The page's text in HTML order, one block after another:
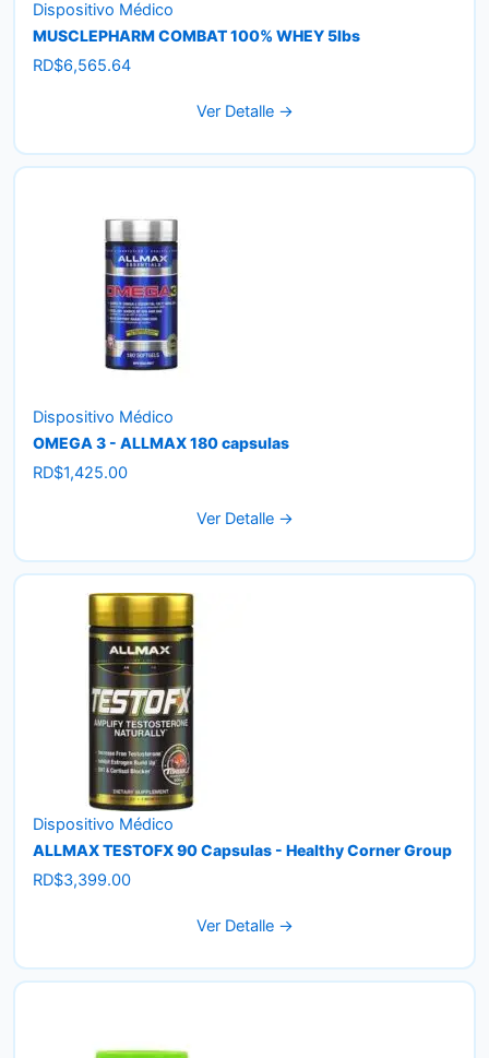
Dispositivo Médico
MUSCLEPHARM COMBAT 100% WHEY 5lbs
RD$6,565.64
Ver Detalle →
Dispositivo Médico
OMEGA 3 - ALLMAX 180 capsulas
RD$1,425.00
Ver Detalle →
Dispositivo Médico
ALLMAX TESTOFX 90 Capsulas - Healthy Corner Group
RD$3,399.00
Ver Detalle →